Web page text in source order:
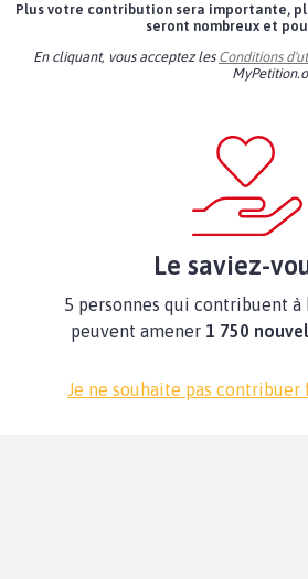
Plus votre contribution sera importante,
seront nombreux et
En cliquant, vous acceptez les Conditions
Le saviez-
5 personnes qui contribuent à
peuvent amener 1 750
Je ne souhaite pas